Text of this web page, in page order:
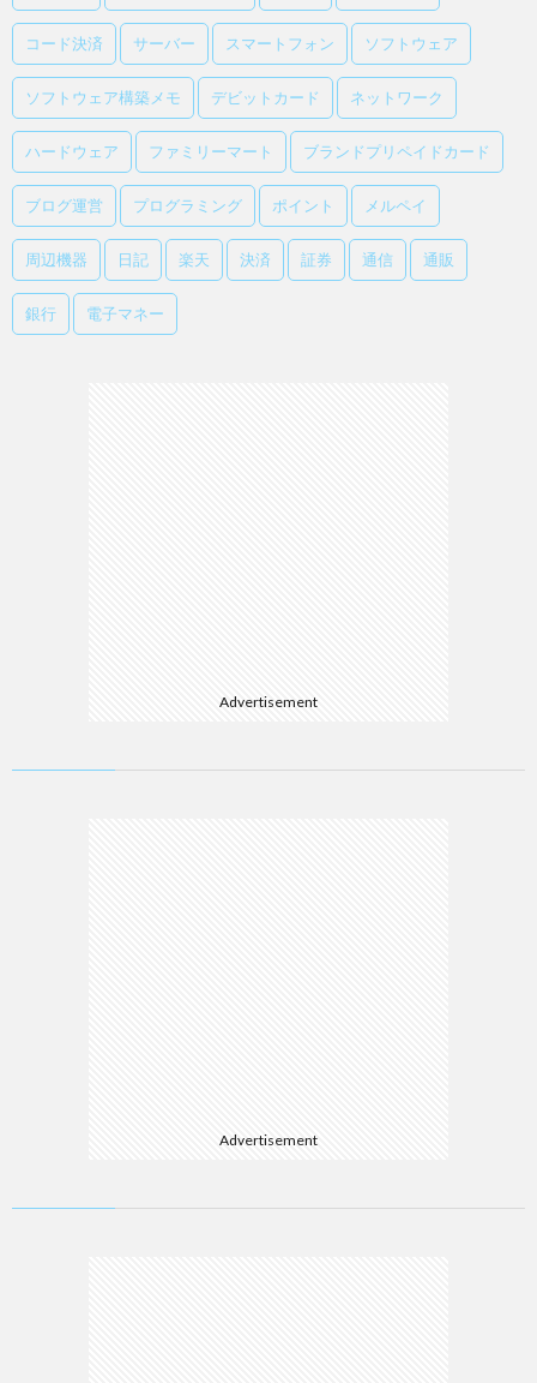
コード決済 サーバー スマートフォン ソフトウェア
ソフトウェア構築メモ デビットカード ネットワーク
ハードウェア ファミリーマート ブランドプリペイドカード
ブログ運営 プログラミング ポイント メルペイ
周辺機器 日記 楽天 決済 証券 通信 通販
銀行 電子マネー
Advertisement
Advertisement